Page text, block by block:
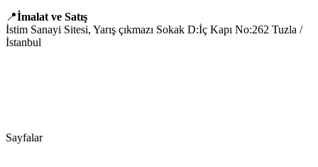
📍İmalat ve Satış
İstim Sanayi Sitesi, Yarış çıkmazı Sokak D:İç Kapı No:262 Tuzla /
İstanbul
Sayfalar